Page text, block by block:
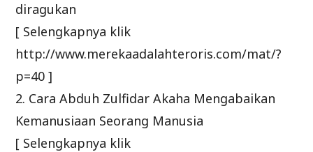
diragukan
[ Selengkapnya klik
http://www.merekaadalahteroris.com/mat/?
p=40 ]
2. Cara Abduh Zulfidar Akaha Mengabaikan
Kemanusiaan Seorang Manusia
[ Selengkapnya klik